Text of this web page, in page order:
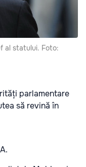
al statului. Foto:
parlamentare
să revină în